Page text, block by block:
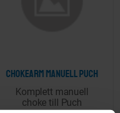
Chokearm manuell Puch
Komplett manuell
choke till Puch